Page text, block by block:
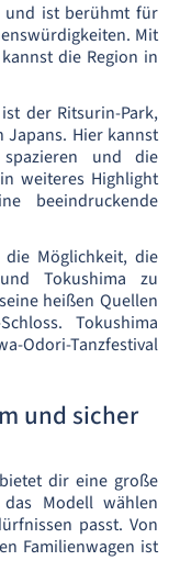
und ist berühmt für
Mit
die Region in
der Ritsurin-Park,
Japans. Hier kannst
und die
weiteres Highlight
beeindruckende
Möglichkeit, die
Tokushima zu
heißen Quellen
Tokushima
Odori-Tanzfestival
und sicher
dir eine große
Modell wählen
passt. Von
Familienwagen ist